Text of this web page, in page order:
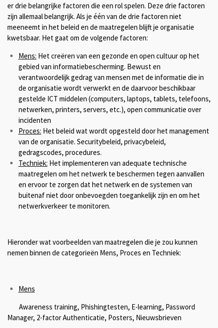
er drie belangrijke factoren die een rol spelen. Deze drie factoren
zijn allemaal belangrijk. Als je één van de drie factoren niet
meeneemt in het beleid en de maatregelen blijft je organisatie
kwetsbaar. Het gaat om de volgende factoren:
Mens: Het creëren van een gezonde en open cultuur op het
gebied van informatiebescherming. Bewust en
verantwoordelijk gedrag van mensen met de informatie die in
de organisatie wordt verwerkt en de daarvoor beschikbaar
gestelde ICT middelen (computers, laptops, tablets, telefoons,
netwerken, printers, servers, etc.), open communicatie over
incidenten
Proces: Het beleid wat wordt opgesteld door het management
van de organisatie. Securitybeleid, privacybeleid,
gedragscodes, procedures.
Techniek: Het implementeren van adequate technische
maatregelen om het netwerk te beschermen tegen aanvallen
en ervoor te zorgen dat het netwerk en de systemen van
buitenaf niet door onbevoegden toegankelijk zijn en om het
netwerkverkeer te monitoren.
Hieronder wat voorbeelden van maatregelen die je zou kunnen
nemen binnen de categorieën Mens, Proces en Techniek:
Mens
Awareness training, Phishingtesten, E-learning, Password
Manager, 2-factor Authenticatie, Posters, Nieuwsbrieven